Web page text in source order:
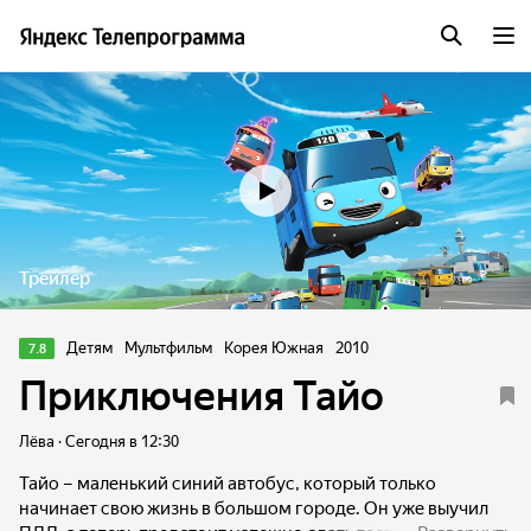
Трейлер
7.8 Детям Мультфильм Корея Южная 2010
Приключения Тайо
Лёва · Сегодня в 12:30
Тайо – маленький синий автобус, который только
начинает свою жизнь в большом городе. Он уже выучил